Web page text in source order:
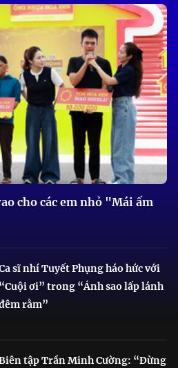
cho các em nhỏ "Mái ấm
sĩ nhí Tuyết Phụng háo hức với
“Cuội ơi” trong “Ánh sao lấp lánh
rằm”
tập Trần Minh Cường: “Đừng